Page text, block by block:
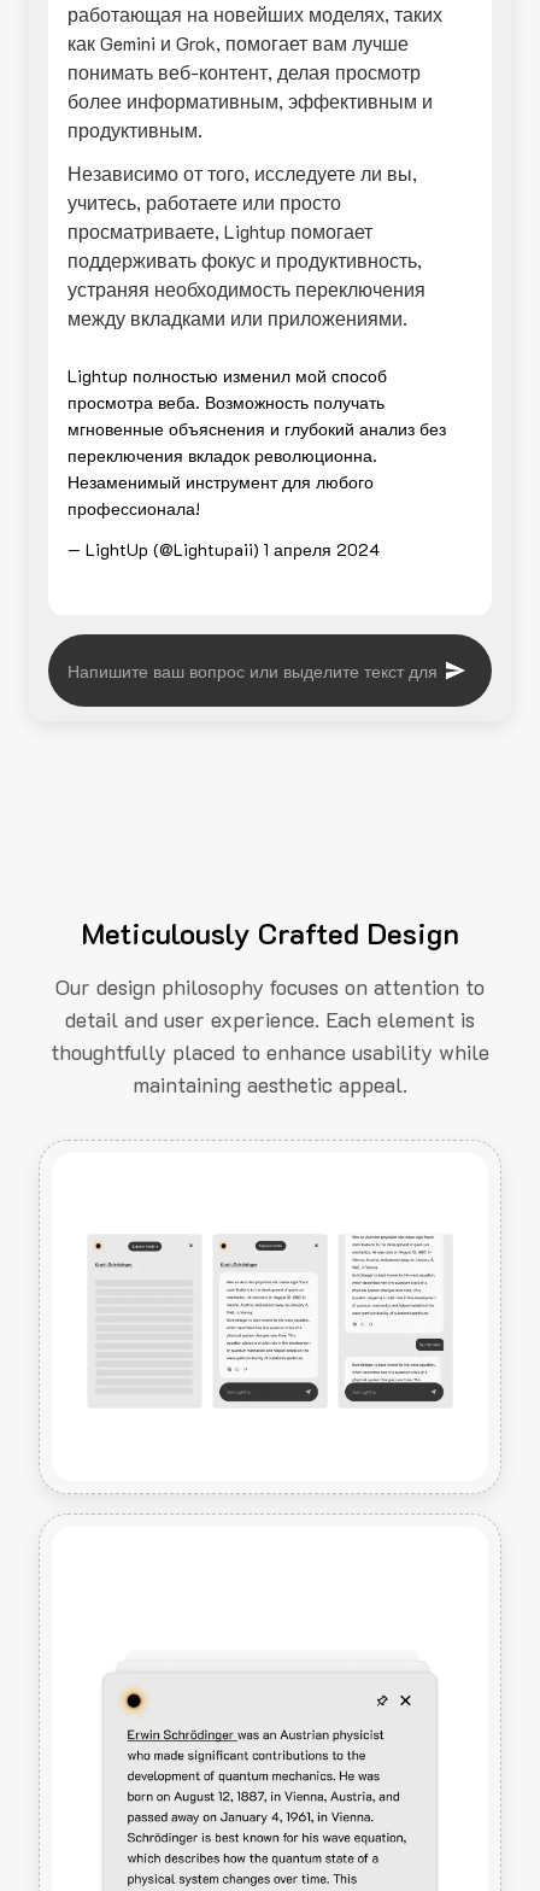
работающая на новейших моделях, таких
как Gemini и Grok, помогает вам лучше
понимать веб-контент, делая просмотр
более информативным, эффективным и
продуктивным.
Независимо от того, исследуете ли вы,
учитесь, работаете или просто
просматриваете, Lightup помогает
поддерживать фокус и продуктивность,
устраняя необходимость переключения
между вкладками или приложениями.
Lightup полностью изменил мой способ
просмотра веба. Возможность получать
мгновенные объяснения и глубокий анализ без
переключения вкладок революционна.
Незаменимый инструмент для любого
профессионала!
— LightUp (@Lightupaii) 1 апреля 2024
Meticulously Crafted Design
Our design philosophy focuses on attention to
detail and user experience. Each element is
thoughtfully placed to enhance usability while
maintaining aesthetic appeal.